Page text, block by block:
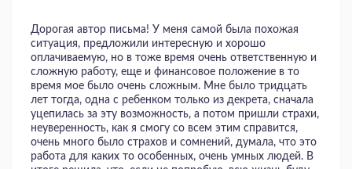
Дорогая автор письма! У меня самой была похожая
ситуация, предложили интересную и хорошо
оплачиваемую, но в тоже время очень ответственную и
сложную работу, еще и финансовое положение в то
время мое было очень сложным. Мне было тридцать
лет тогда, одна с ребенком только из декрета, сначала
уцепилась за эту возможность, а потом пришли страхи,
неуверенность, как я смогу со всем этим справится,
очень много было страхов и сомнений, думала, что это
работа для каких то особенных, очень умных людей. В